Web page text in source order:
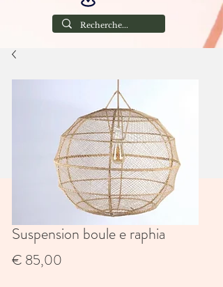
Suspension boule e raphia
€ 85,00